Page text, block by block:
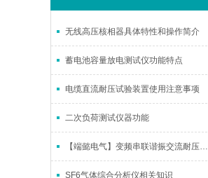
无线高压核相器具体特性和操作简介
蓄电池容量放电测试仪功能特点
电缆直流耐压试验装置使用注意事项
二次负荷测试仪器功能
【端懿电气】变频串联谐振交流耐压试验装置的技术参数是哪些？
SF6气体综合分析仪相关知识